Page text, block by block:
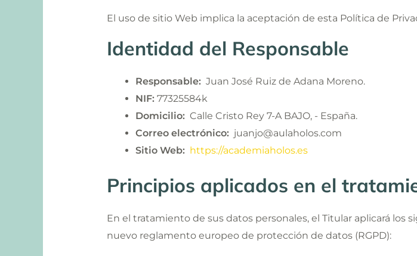
El uso de sitio Web implica la aceptación de esta Política de
Identidad del Responsable
Responsable:Juan José Ruiz de Adana Moreno.
NIF:77325584k
Domicilio:Calle Cristo Rey 7-A BAJO, - España.
Correo electrónico:juanjo@aulaholos.com
Sitio Web: https://academiaholos.es
Principios aplicados en el
En el tratamiento de sus datos personales, el Titular aplicará los
nuevo reglamento europeo de protección de datos (RGPD):